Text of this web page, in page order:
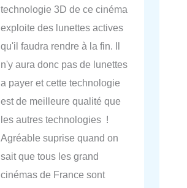
technologie 3D de ce cinéma
exploite des lunettes actives
qu'il faudra rendre à la fin. Il
n'y aura donc pas de lunettes
a payer et cette technologie
est de meilleure qualité que
les autres technologies !
Agréable suprise quand on
sait que tous les grand
cinémas de France sont